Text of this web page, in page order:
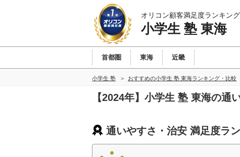
オリコン顧客満足度ランキング
小学生 塾 東海
首都圏 東海 近畿
小学生 塾 おすすめの小学生 塾 東海ランキング・比較
【2024年】小学生 塾 東海の通
通いやすさ・治安 満足度ラ